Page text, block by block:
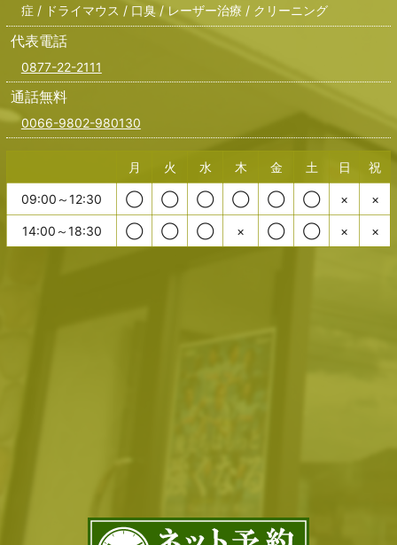
症 / ドライマウス / 口臭 / レーザー治療 / クリーニング
代表電話
0877-22-2111
通話無料
0066-9802-980130
月 火 水 木 金 土 日 祝
09:00～12:30 ◯ ◯ ◯ ◯ ◯ ◯ × ×
14:00～18:30 ◯ ◯ ◯ × ◯ ◯ × ×